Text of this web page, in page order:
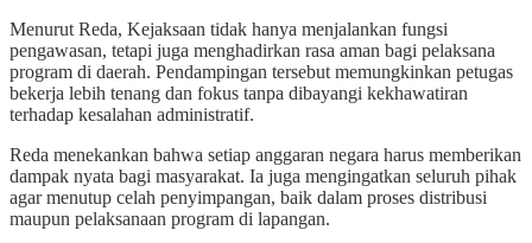
Menurut Reda, Kejaksaan tidak hanya menjalankan fungsi
pengawasan, tetapi juga menghadirkan rasa aman bagi pelaksana
program di daerah. Pendampingan tersebut memungkinkan petugas
bekerja lebih tenang dan fokus tanpa dibayangi kekhawatiran
terhadap kesalahan administratif.
Reda menekankan bahwa setiap anggaran negara harus memberikan
dampak nyata bagi masyarakat. Ia juga mengingatkan seluruh pihak
agar menutup celah penyimpangan, baik dalam proses distribusi
maupun pelaksanaan program di lapangan.